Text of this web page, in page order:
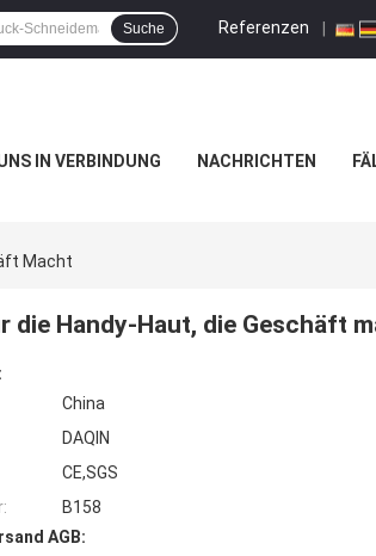
Referenzen |
Suche
IN VERBINDUNG NACHRICHTEN
Macht
die Handy-Haut, die Geschäft
China
DAQIN
CE,SGS
B158
AGB: